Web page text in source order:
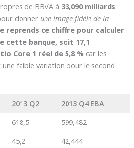
de BBVA à 33,090 milliards
donner une image fidèle de la
reprends ce chiffre pour calculer
cette banque, soit 17,1
Core 1 réel de 5,8 % car les
faible variation pour le second
2013 Q2
2013 Q4 EBA
618,5
599,482
45,2
42,444